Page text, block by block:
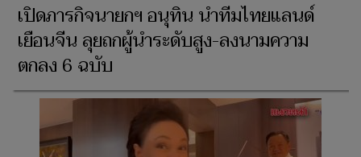
เปิดภารกิจนายกฯ อนุทิน นำทีมไทยแลนด์
เยือนจีน ลุยถกผู้นำระดับสูง-ลงนามความ
ตกลง 6 ฉบับ